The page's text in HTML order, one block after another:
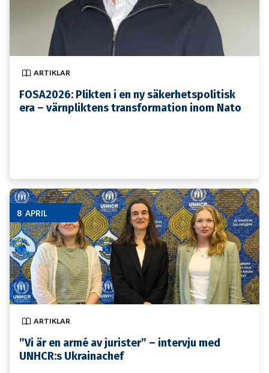
ARTIKLAR
FOSA2026: Plikten i en ny säkerhetspolitisk
era – värnpliktens transformation inom Nato
8 APRIL
ARTIKLAR
”Vi är en armé av jurister” – intervju med
UNHCR:s Ukrainachef